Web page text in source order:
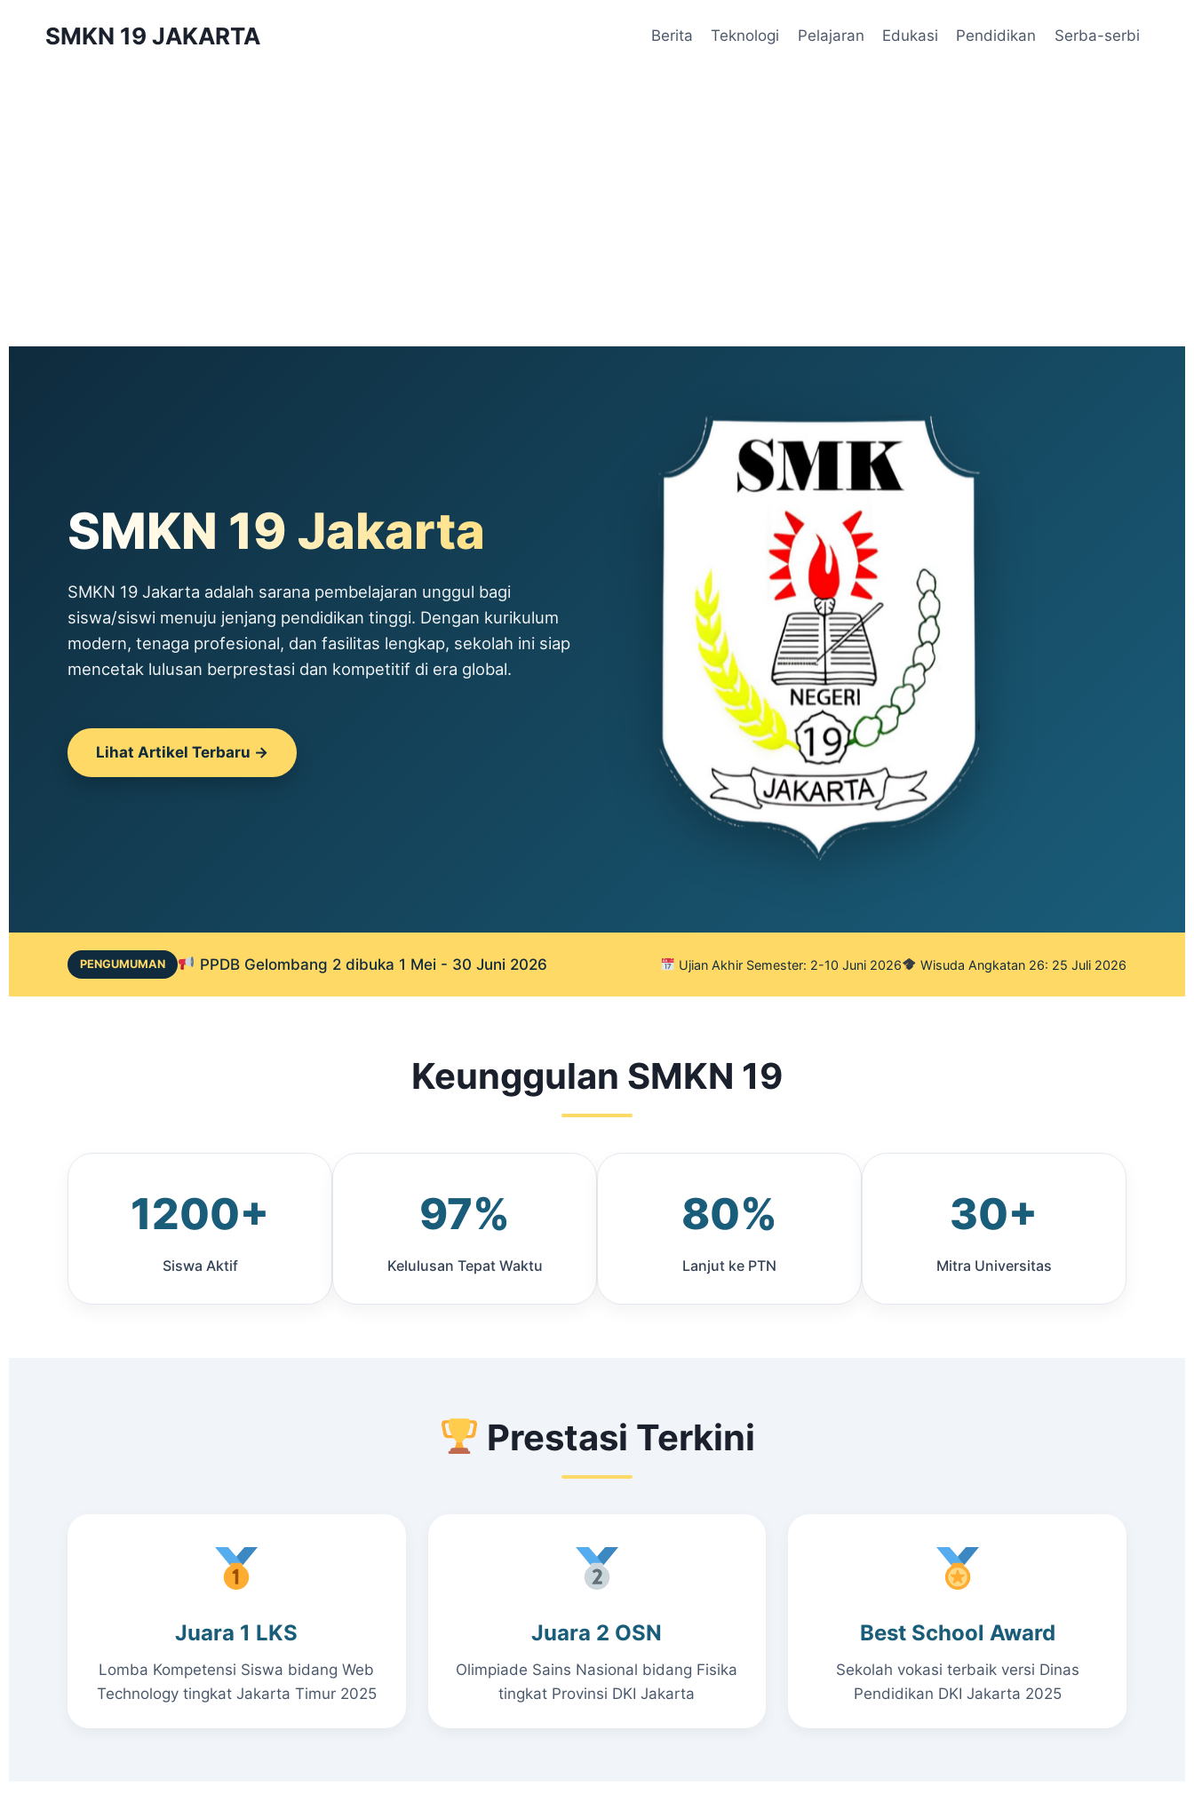
SMKN 19 JAKARTA Berita Teknologi Pelajaran Edukasi Pendidikan Serba-serbi
SMKN 19 Jakarta
SMKN 19 Jakarta adalah sarana pembelajaran unggul bagi
siswa/siswi menuju jenjang pendidikan tinggi. Dengan kurikulum
modern, tenaga profesional, dan fasilitas lengkap, sekolah ini siap
mencetak lulusan berprestasi dan kompetitif di era global.
Lihat Artikel Terbaru →
PENGUMUMAN PPDB Gelombang 2 dibuka 1 Mei - 30 Juni 2026 Ujian Akhir Semester: 2-10 Juni 2026 Wisuda Angkatan 26: 25 Juli 2026
Keunggulan SMKN 19
1200+
Siswa Aktif
97%
Kelulusan Tepat Waktu
80%
Lanjut ke PTN
30+
Mitra Universitas
Prestasi Terkini
Juara 1 LKS
Lomba Kompetensi Siswa bidang Web
Technology tingkat Jakarta Timur 2025
Juara 2 OSN
Olimpiade Sains Nasional bidang Fisika
tingkat Provinsi DKI Jakarta
Best School Award
Sekolah vokasi terbaik versi Dinas
Pendidikan DKI Jakarta 2025